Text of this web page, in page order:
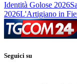
Identità Golose 2026
2026L'Artigiano in
Seguici su